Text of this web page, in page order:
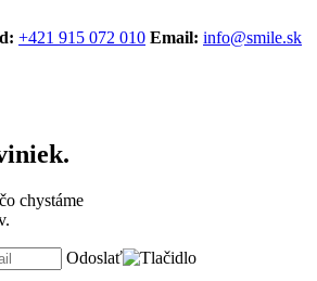
+421 915 072 010 Email: info@smile.sk
chystáme
Odoslať